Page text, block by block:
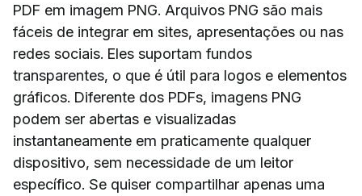
PDF em imagem PNG. Arquivos PNG são mais
fáceis de integrar em sites, apresentações ou nas
redes sociais. Eles suportam fundos
transparentes, o que é útil para logos e elementos
gráficos. Diferente dos PDFs, imagens PNG
podem ser abertas e visualizadas
instantaneamente em praticamente qualquer
dispositivo, sem necessidade de um leitor
específico. Se quiser compartilhar apenas uma